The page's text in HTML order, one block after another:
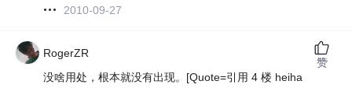
2010-09-27
RogerZR
没啥用处，根本就没有出现。[Quote=引用 4 楼 heiha
赞